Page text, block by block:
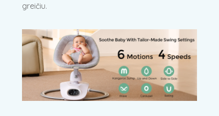
greičiu.